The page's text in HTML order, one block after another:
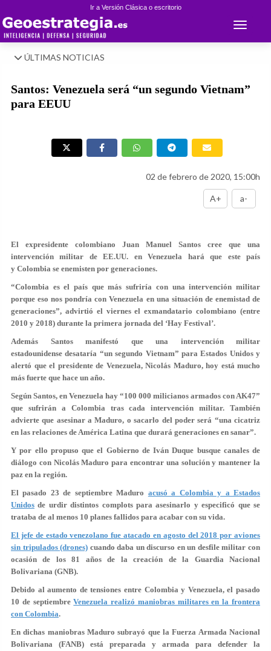
Ir a Versión Clásica o escritorio
Toggle
ÚLTIMAS NOTICIAS
Santos: Venezuela será “un segundo Vietnam”
para EEUU
02 de febrero de 2020, 15:00h
A+ a-
El expresidente colombiano Juan Manuel Santos cree que una
intervención militar de EE.UU. en Venezuela hará que este país
y Colombia se enemisten por generaciones.
“Colombia es el país que más sufriría con una intervención militar
porque eso nos pondría con Venezuela en una situación de enemistad de
generaciones”, advirtió el viernes el exmandatario colombiano (entre
2010 y 2018) durante la primera jornada del ‘Hay Festival’.
Además Santos manifestó que una intervención militar
estadounidense desataría “un segundo Vietnam” para Estados Unidos y
alertó que el presidente de Venezuela, Nicolás Maduro, hoy está mucho
más fuerte que hace un año.
Según Santos, en Venezuela hay “100 000 milicianos armados con AK47”
que sufrirán a Colombia tras cada intervención militar. También
advierte que asesinar a Maduro, o sacarlo del poder será “una cicatriz
en las relaciones de América Latina que durará generaciones en sanar”.
Y por ello propuso que el Gobierno de Iván Duque busque canales de
diálogo con Nicolás Maduro para encontrar una solución y mantener la
paz en la región.
El pasado 23 de septiembre Maduro acusó a Colombia y a Estados
Unidos de urdir distintos complots para asesinarlo y especificó que se
trataba de al menos 10 planes fallidos para acabar con su vida.
El jefe de estado venezolano fue atacado en agosto del 2018 por aviones
sin tripulados (drones) cuando daba un discurso en un desfile militar con
ocasión de los 81 años de la creación de la Guardia Nacional
Bolivariana (GNB).
Debido al aumento de tensiones entre Colombia y Venezuela, el pasado
10 de septiembreVenezuela realizó maniobras militares en la frontera
con Colombia.
En dichas maniobras Maduro subrayó que la Fuerza Armada Nacional
Bolivariana (FANB) está preparada y armada para defender la